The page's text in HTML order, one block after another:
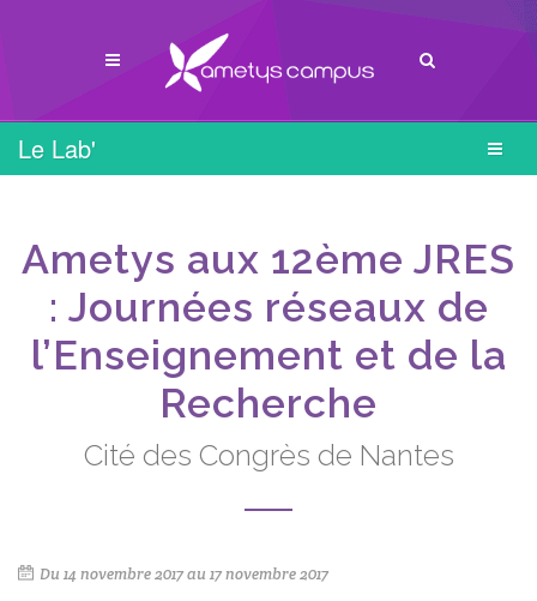
Le Lab'
Ametys aux 12ème JRES
: Journées réseaux de
l’Enseignement et de la
Recherche
Cité des Congrès de Nantes
Du 14 novembre 2017au 17 novembre 2017